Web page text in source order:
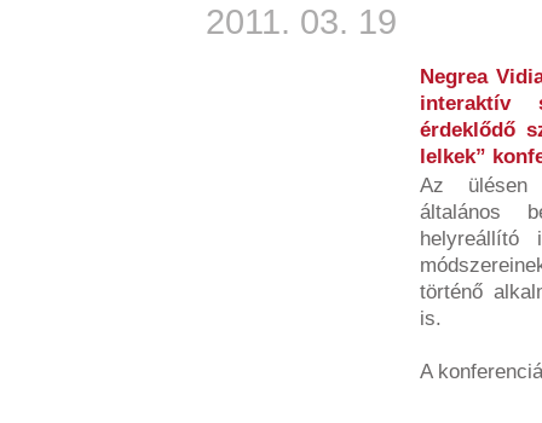
2011. 03. 19
Negrea
interaktív
érdeklődő
lelkek”
Az ülésen
általános
helyreállító
történő
is.
A